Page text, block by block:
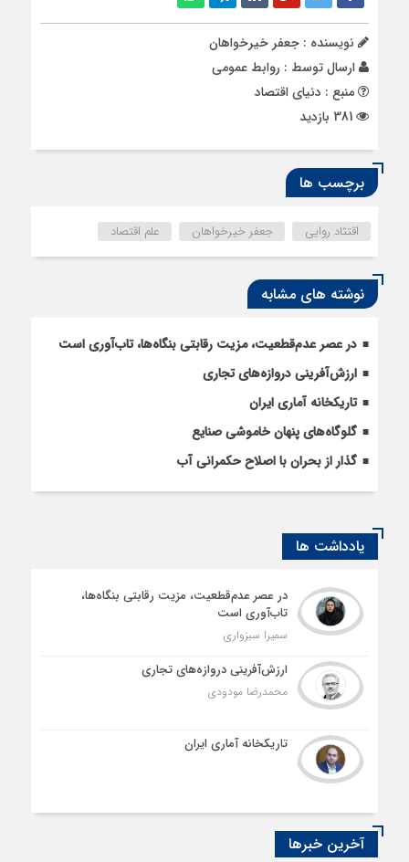
نویسنده : جعفر خیرخواهان
ارسال توسط : روابط عمومی
منبع : دنیای اقتصاد
برچسب ها
اقتثاد روایی جعفر خیرخواهان علم اقتصاد
نوشته های مشابه
در عصر عدم‌قطعیت، مزیت رقابتی بنگاه‌ها، تاب‌آوری است
ارزش‌آفرینی دروازه‌های تجاری
تاریکخانه آماری ایران
گلوگاه‌های پنهان خاموشی صنایع
گذار از بحران با اصلاح حکمرانی آب
یادداشت ها
در عصر عدم‌قطعیت، مزیت رقابتی بنگاه‌ها،
تاب‌آوری است
سمیرا سبزواری
ارزش‌آفرینی دروازه‌های تجاری
محمدرضا مودودی
تاریکخانه آماری ایران
آخرین خبرها